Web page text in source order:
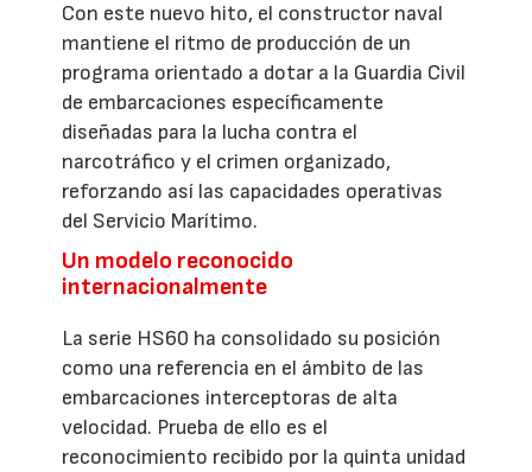
Con este nuevo hito, el constructor naval
mantiene el ritmo de producción de un
programa orientado a dotar a la Guardia Civil
de embarcaciones específicamente
diseñadas para la lucha contra el
narcotráfico y el crimen organizado,
reforzando así las capacidades operativas
del Servicio Marítimo.
Un modelo reconocido
internacionalmente
La serie HS60 ha consolidado su posición
como una referencia en el ámbito de las
embarcaciones interceptoras de alta
velocidad. Prueba de ello es el
reconocimiento recibido por la quinta unidad